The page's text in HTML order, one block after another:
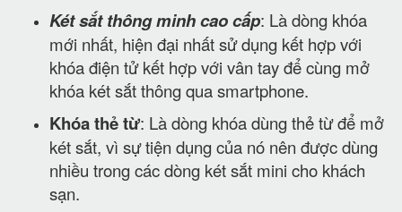
Két sắt thông minh cao cấp: Là dòng khóa
mới nhất, hiện đại nhất sử dụng kết hợp với
khóa điện tử kết hợp với vân tay để cùng mở
khóa két sắt thông qua smartphone.
Khóa thẻ từ: Là dòng khóa dùng thẻ từ để mở
két sắt, vì sự tiện dụng của nó nên được dùng
nhiều trong các dòng két sắt mini cho khách
sạn.